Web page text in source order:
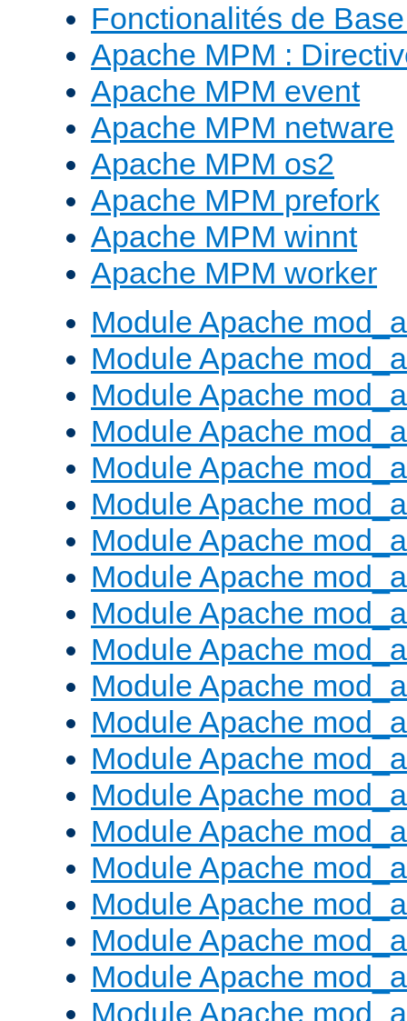
Fonctionalités de
Apache MPM :
Apache MPM event
Apache MPM netware
Apache MPM os2
Apache MPM prefork
Apache MPM winnt
Apache MPM worker
Module Apache
Module Apache
Module Apache
Module Apache
Module Apache
Module Apache
Module Apache
Module Apache
Module Apache
Module Apache
Module Apache
Module Apache
Module Apache
Module Apache
Module Apache
Module Apache
Module Apache
Module Apache
Module Apache
Module Apache